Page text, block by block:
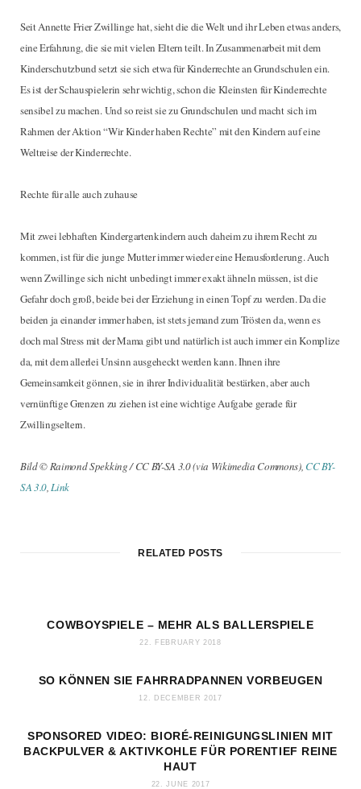
Seit Annette Frier Zwillinge hat, sieht die die Welt und ihr Leben etwas anders,
eine Erfahrung, die sie mit vielen Eltern teilt. In Zusammenarbeit mit dem
Kinderschutzbund setzt sie sich etwa für Kinderrechte an Grundschulen ein.
Es ist der Schauspielerin sehr wichtig, schon die Kleinsten für Kinderrechte
sensibel zu machen. Und so reist sie zu Grundschulen und macht sich im
Rahmen der Aktion “Wir Kinder haben Rechte” mit den Kindern auf eine
Weltreise der Kinderrechte.
Rechte für alle auch zuhause
Mit zwei lebhaften Kindergartenkindern auch daheim zu ihrem Recht zu
kommen, ist für die junge Mutter immer wieder eine Herausforderung. Auch
wenn Zwillinge sich nicht unbedingt immer exakt ähneln müssen, ist die
Gefahr doch groß, beide bei der Erziehung in einen Topf zu werden. Da die
beiden ja einander immer haben, ist stets jemand zum Trösten da, wenn es
doch mal Stress mit der Mama gibt und natürlich ist auch immer ein Komplize
da, mit dem allerlei Unsinn ausgeheckt werden kann. Ihnen ihre
Gemeinsamkeit gönnen, sie in ihrer Individualität bestärken, aber auch
vernünftige Grenzen zu ziehen ist eine wichtige Aufgabe gerade für
Zwillingseltern.
Bild © Raimond Spekking / CC BY-SA 3.0 (via Wikimedia Commons), CC BY-
SA 3.0,Link
RELATED POSTS
COWBOYSPIELE – MEHR ALS BALLERSPIELE
22. FEBRUARY 2018
SO KÖNNEN SIE FAHRRADPANNEN VORBEUGEN
12. DECEMBER 2017
SPONSORED VIDEO: BIORÉ-REINIGUNGSLINIEN MIT
BACKPULVER & AKTIVKOHLE FÜR PORENTIEF REINE
HAUT
22. JUNE 2017